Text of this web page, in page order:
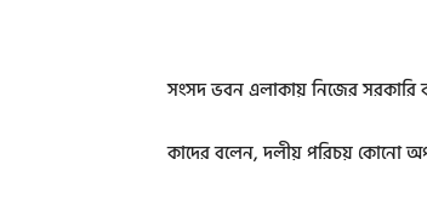
সংসদ ভবন এলাকায় নিজের সরকারি
কাদের বলেন, দলীয় পরিচয় কোনো